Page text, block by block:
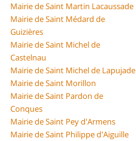
Mairie de Saint Martin Lacaussade
Mairie de Saint Médard de
Guizières
Mairie de Saint Michel de
Castelnau
Mairie de Saint Michel de Lapujade
Mairie de Saint Morillon
Mairie de Saint Pardon de
Conques
Mairie de Saint Pey d'Armens
Mairie de Saint Philippe d'Aiguille